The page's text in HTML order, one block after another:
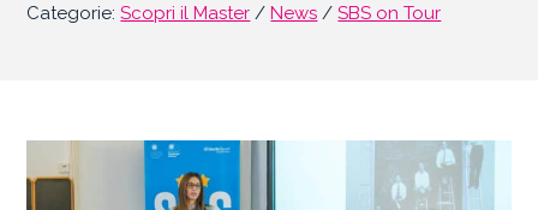
Categorie:Scopri il Master /News /SBS on Tour